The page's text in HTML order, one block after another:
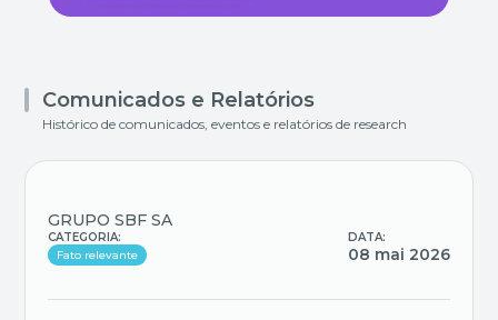
Comunicados e Relatórios
Histórico de comunicados, eventos e relatórios de research
GRUPO SBF SA
CATEGORIA:
Fato relevante
DATA:
08 mai 2026